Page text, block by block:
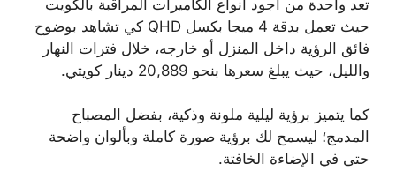
تعد واحدة من اجود انواع الكاميرات المراقبة بالكويت
حيث تعمل بدقة 4 ميجا بكسل QHD كي تشاهد بوضوح
فائق الرؤية داخل المنزل أو خارجه، خلال فترات النهار
والليل، حيث يبلغ سعرها بنحو 20,889 دينار كويتي.
كما يتميز برؤية ليلية ملونة وذكية، بفضل المصباح
المدمج؛ ليسمح لك برؤية صورة كاملة وبألوان واضحة
حتى في الإضاءة الخافتة.